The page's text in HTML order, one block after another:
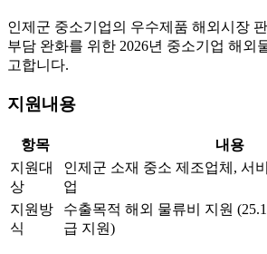
인제군 중소기업의 우수제품 해외시장
부담 완화를 위한 2026년 중소기업 해외
고합니다.
지원내용
항목
내용
지원대
상
인제군 소재 중소 제조업체, 서
업
지원방
식
수출목적 해외 물류비 지원
급 지원)